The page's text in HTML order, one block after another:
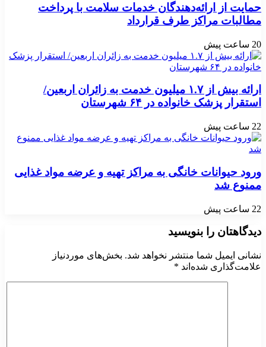
حمایت از ارائه‌دهندگان خدمات سلامت با پرداخت
مطالبات مراکز طرف قرارداد
20 ساعت پیش
ارائه بیش از ۱.۷ میلیون خدمت به زائران اربعین/
استقرار پزشک خانواده در ۶۴ شهرستان
22 ساعت پیش
ورود حیوانات خانگی به مراکز تهیه و عرضه مواد غذایی
ممنوع شد
22 ساعت پیش
دیدگاهتان را بنویسید
نشانی ایمیل شما منتشر نخواهد شد. بخش‌های موردنیاز
علامت‌گذاری شده‌اند *